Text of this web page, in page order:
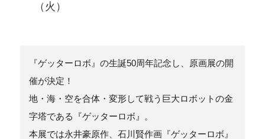
（火）
『ゲッターロボ』の生誕50周年記念し、原画展の開
催が決定！
地・海・空を合体・変形して戦う巨大ロボットの金
字塔である『ゲッターロボ』。
本展では永井豪原作、石川賢作画『ゲッターロボ』